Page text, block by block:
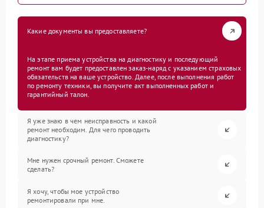
Какие документы вы предоставляете?
На этапе приема устройства на диагностику и последующий
ремонт вам будет предоставлен заказ-наряд с указанием страховых
обязательств на ваше устройство. Далее, после выполнения работ
по ремонту техники, вы получите акт выполненных работ и
гарантийный талон.
Я уже знаю в чем неисправность и какой
ремонт необходим. Для чего проводить
диагностику?
Мне нужен срочный ремонт. Сможете
сделать?
Я хочу, чтобы мое устройство
ремонтировали при мне.